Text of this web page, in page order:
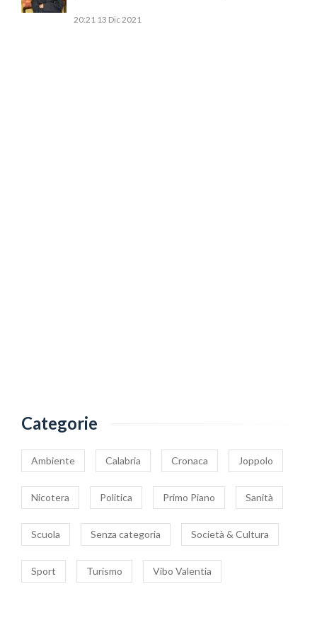
20:21 13 Dic 2021
Categorie
Ambiente Calabria Cronaca Joppolo
Nicotera Politica Primo Piano Sanità
Scuola Senza categoria Società & Cultura
Sport Turismo Vibo Valentia